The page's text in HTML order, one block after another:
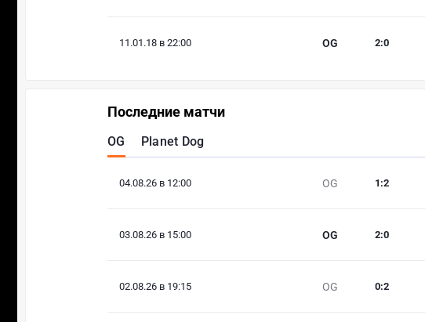
11.01.18 в 22:00 OG 2:0
Последние матчи
OG Planet Dog
04.08.26 в 12:00 OG 1 :2
03.08.26 в 15:00 OG 2:0
02.08.26 в 19:15 OG 0:2